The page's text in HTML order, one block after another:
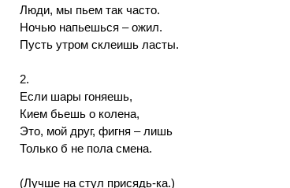
Люди, мы пьем так часто.
Ночью напьешься – ожил.
Пусть утром склеишь ласты.
2.
Если шары гоняешь,
Кием бьешь о колена,
Это, мой друг, фигня – лишь
Только б не пола смена.
(Лучше на стул присядь-ка.)